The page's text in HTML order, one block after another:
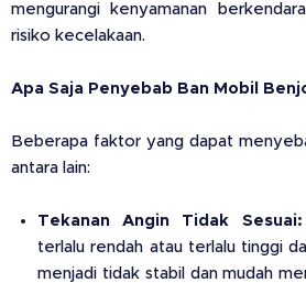
mengurangi kenyamanan
risiko kecelakaan.
Apa Saja Penyebab Ban Mobil
Beberapa faktor yang dapat
antara lain:
Tekanan Angin Tidak Sesuai:
terlalu rendah atau terlalu tinggi
menjadi tidak stabil dan mudah